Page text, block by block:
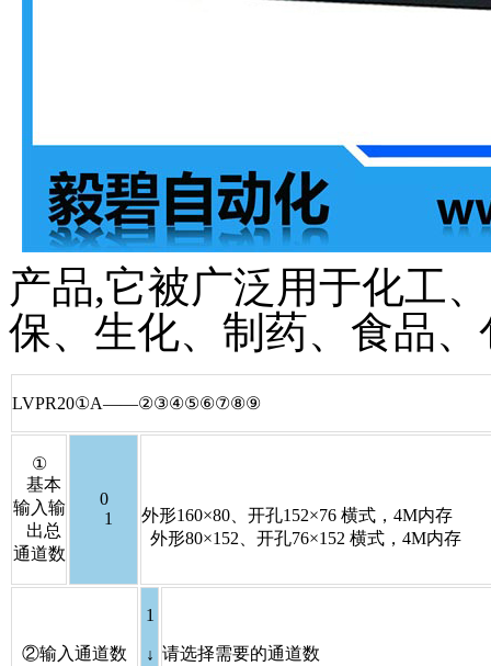
产品,它被广泛用于化工
保、生化、制药、食品
LVPR20①A——②③④⑤⑥⑦⑧⑨
①
基本
输入输
出总
通道数
0
1
外形160×80、开孔152×76 横式，4M内存
外形80×152、开孔76×152 横式，4M内存
②输入通道数
1
↓ 请选择需要的通道数